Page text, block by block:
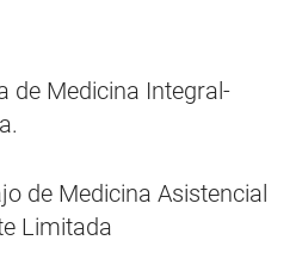
de Medicina Integral-
de Medicina Asistencial
Limitada